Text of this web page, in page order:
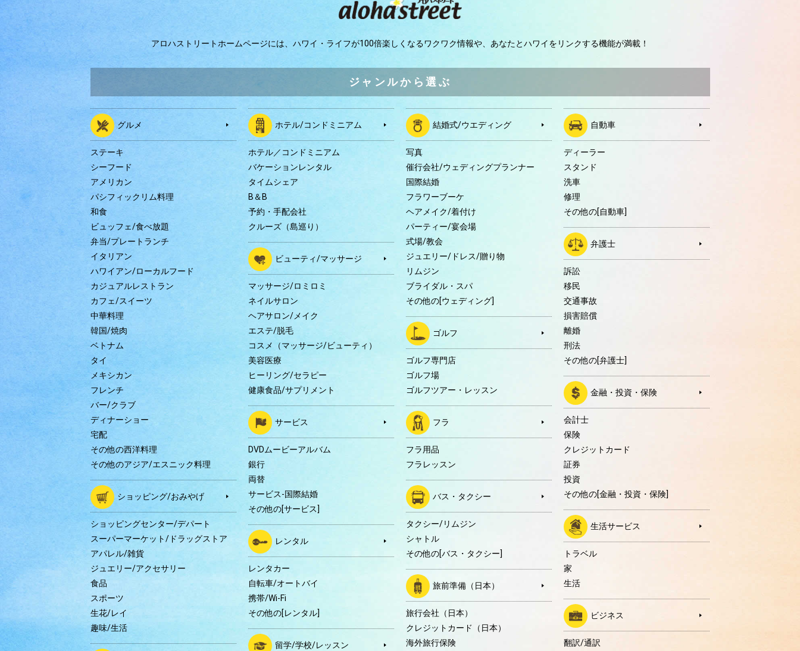
アロハストリートホームページには、 ハワイ・ライフが100倍楽しくなるワクワク情報や、 あなたとハワイをリンクする機能が満載！
ジャンルから選ぶ
グルメ
ステーキ
シーフード
アメリカン
パシフィックリム料理
和食
ビュッフェ/食べ放題
弁当/プレートランチ
イタリアン
ハワイアン/ローカルフード
カジュアルレストラン
カフェ/スイーツ
中華料理
韓国/焼肉
ベトナム
タイ
メキシカン
フレンチ
バー/クラブ
ディナーショー
宅配
その他の西洋料理
その他のアジア/エスニック料理
ショッピング/おみやげ
ショッピングセンター/デパート
スーパーマーケット/ドラッグストア
アパレル/雑貨
ジュエリー/アクセサリー
食品
スポーツ
生花/レイ
趣味/生活
ホテル/コンドミニアム
ホテル／コンドミニアム
バケーションレンタル
タイムシェア
B＆B
予約・手配会社
クルーズ（島巡り）
ビューティ/マッサージ
マッサージ/ロミロミ
ネイルサロン
ヘアサロン/メイク
エステ/脱毛
コスメ（マッサージ/ビューティ）
美容医療
ヒーリング/セラピー
健康食品/サプリメント
サービス
DVDムービーアルバム
銀行
両替
サービス-国際結婚
その他の[サービス]
レンタル
レンタカー
自転車/オートバイ
携帯/Wi-Fi
その他の[レンタル]
留学/学校/レッスン
結婚式/ウエディング
写真
催行会社/ウェディングプランナー
国際結婚
フラワーブーケ
ヘアメイク/着付け
パーティー/宴会場
式場/教会
ジュエリー/ドレス/贈り物
リムジン
ブライダル・スパ
その他の[ウェディング]
ゴルフ
ゴルフ専門店
ゴルフ場
ゴルフツアー・レッスン
フラ
フラ用品
フラレッスン
バス・タクシー
タクシー/リムジン
シャトル
その他の[バス・タクシー]
旅前準備（日本）
旅行会社（日本）
クレジットカード（日本）
海外旅行保険
自動車
ディーラー
スタンド
洗車
修理
その他の[自動車]
弁護士
訴訟
移民
交通事故
損害賠償
離婚
刑法
その他の[弁護士]
金融・投資・保険
会計士
保険
クレジットカード
証券
投資
その他の[金融・投資・保険]
生活サービス
トラベル
家
生活
ビジネス
翻訳/通訳